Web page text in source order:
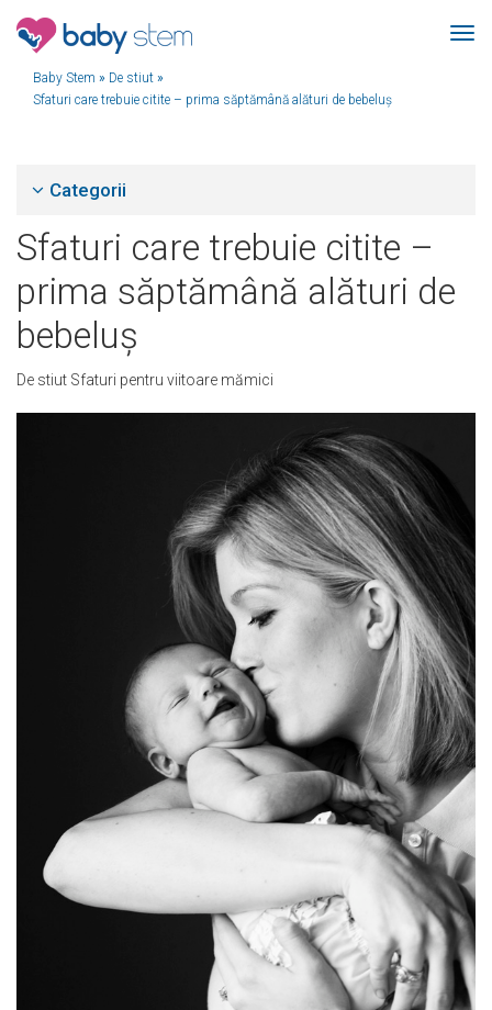
Baby Stem » De stiut »
Sfaturi care trebuie citite – prima săptămână alături de bebeluș
Categorii
Sfaturi care trebuie citite –
prima săptămână alături de
bebeluș
De stiut Sfaturi pentru viitoare mămici